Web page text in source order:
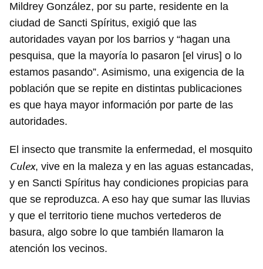
Mildrey González, por su parte, residente en la
ciudad de Sancti Spíritus, exigió que las
autoridades vayan por los barrios y “hagan una
pesquisa, que la mayoría lo pasaron [el virus] o lo
estamos pasando”. Asimismo, una exigencia de la
población que se repite en distintas publicaciones
es que haya mayor información por parte de las
autoridades.
El insecto que transmite la enfermedad, el mosquito
Culex, vive en la maleza y en las aguas estancadas,
y en Sancti Spíritus hay condiciones propicias para
que se reproduzca. A eso hay que sumar las lluvias
y que el territorio tiene muchos vertederos de
basura, algo sobre lo que también llamaron la
atención los vecinos.